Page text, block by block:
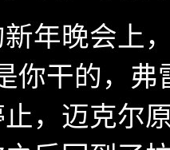
年晚会上
你干的，
，迈克尔